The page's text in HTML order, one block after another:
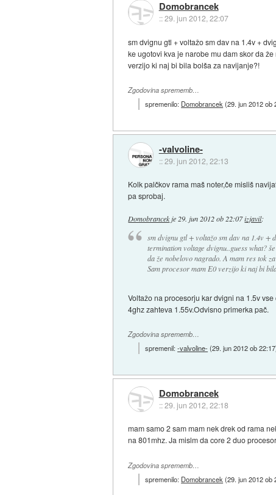
Domobrancek
::29. jun 2012, 22:07
sm dvignu gtl + voltažo sm dav na 1.4v +
ke ugotovi kva je narobe mu dam skor da
verzijo ki naj bi bila bolša za navijanje?!
Zgodovina sprememb…
spremenilo: Domobrancek (29. jun 2012 ob
-valvoline-
::29. jun 2012, 22:13
Kolk palčkov rama maš noter,če misliš
pa sprobaj.
Domobrancekje29. jun 2012 ob 22:07izjavil:
sm dvignu gtl + voltažo sm dav na 1.4v +
termination voltage dvignu..guess what?
da že nobelovo nagrado. A mam res tok
Sam procesor mam E0 verzijo ki naj bi
Voltažo na procesorju kar dvigni na 1.5v
4ghz zahteva 1.55v.Odvisno primerka pač.
Zgodovina sprememb…
spremenil:-valvoline- (29. jun 2012 ob 22:17
Domobrancek
::29. jun 2012, 22:18
mam samo 2 sam mam nek drek od rama
na 801mhz. Ja mislm da core 2 duo
Zgodovina sprememb…
spremenilo: Domobrancek (29. jun 2012 ob